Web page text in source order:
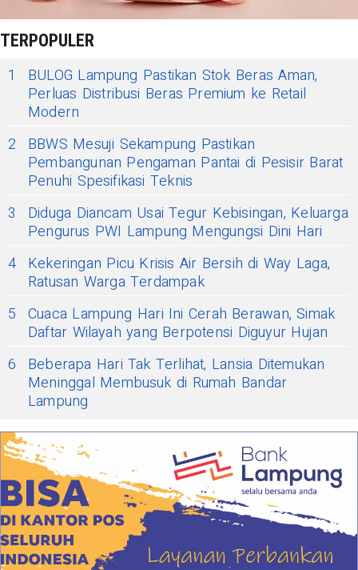
TERPOPULER
1
BULOG Lampung Pastikan Stok Beras Aman,
Perluas Distribusi Beras Premium ke Retail
Modern
2
BBWS Mesuji Sekampung Pastikan
Pembangunan Pengaman Pantai di Pesisir Barat
Penuhi Spesifikasi Teknis
3
Diduga Diancam Usai Tegur Kebisingan, Keluarga
Pengurus PWI Lampung Mengungsi Dini Hari
4 Kekeringan Picu Krisis Air Bersih di Way Laga,
Ratusan Warga Terdampak
5 Cuaca Lampung Hari Ini Cerah Berawan, Simak
Daftar Wilayah yang Berpotensi Diguyur Hujan
6
Beberapa Hari Tak Terlihat, Lansia Ditemukan
Meninggal Membusuk di Rumah Bandar
Lampung